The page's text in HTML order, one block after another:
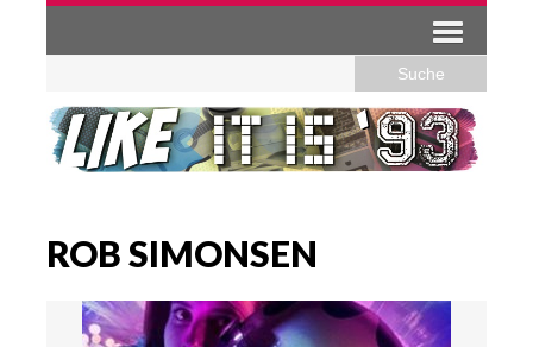
ROB SIMONSEN